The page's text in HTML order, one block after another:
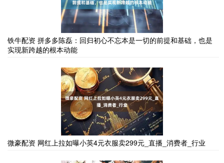
铁牛配资 拼多多陈磊：回归初心不忘本是一切的前提和基础，也是
实现新跨越的根本动能
微豪配资 网红上拉如曝小英4元衣服卖299元_直播_消费者_行业